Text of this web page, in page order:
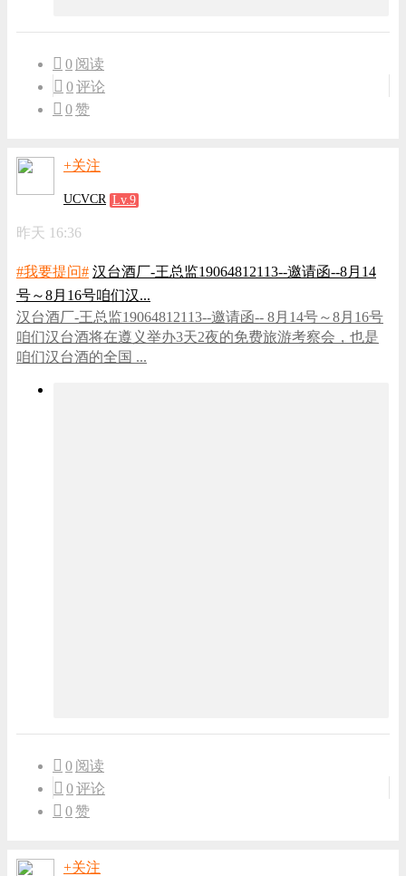
0 阅读
0评论
0赞
+关注
UCVCR Lv.9
昨天 16:36
#我要提问# 汉台酒厂-王总监19064812113--邀请函--8月14
号～8月16号咱们汉...
汉台酒厂-王总监19064812113--邀请函-- 8月14号～8月16号
咱们汉台酒将在遵义举办3天2夜的免费旅游考察会，也是
咱们汉台酒的全国 ...
0 阅读
0评论
0赞
+关注